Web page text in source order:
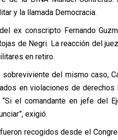
y la llamada Democracia.
ex conscripto Fernando
de Negri. La reacción del
en retiro.
del mismo caso,
en violaciones de
el comandante en jefe del
exigió.
recogidos desde el